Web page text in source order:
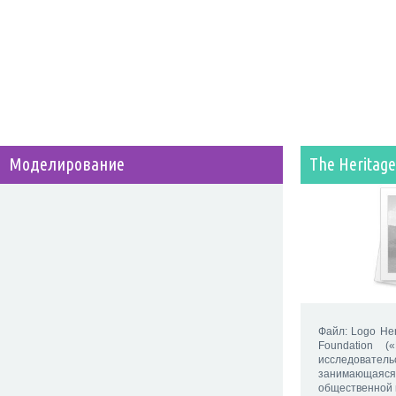
Моделирование The
Файл: Logo
Foundation
общественной